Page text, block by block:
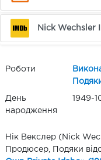
Nick Wechsler
Роботи
День
народження
1949-
Нік Векслер (Nick
Продюсер, Подяки